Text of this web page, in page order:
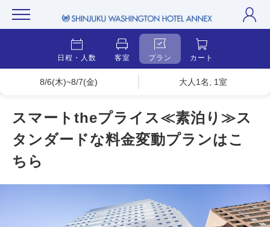
日程・人数 客室 プラン カート
8/6(木)~8/7(金) 大人1名, 1室
スマートtheプライス≪素泊り≫ス
タンダードな料金変動プランはこ
ちら